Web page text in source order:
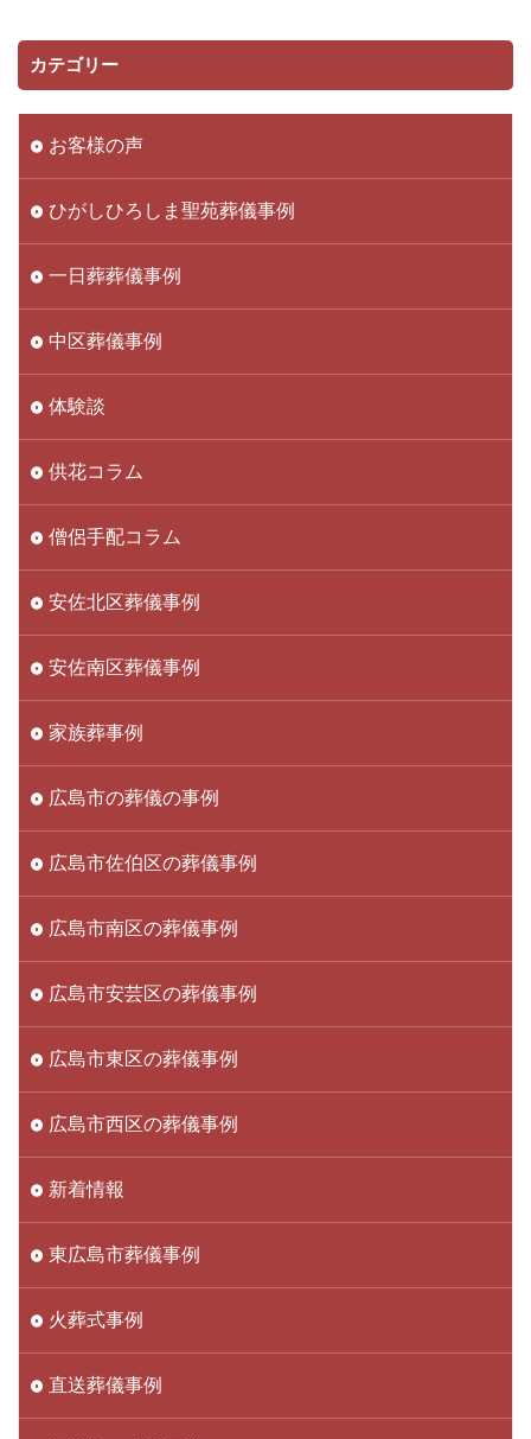
カテゴリー
お客様の声
ひがしひろしま聖苑葬儀事例
一日葬葬儀事例
中区葬儀事例
体験談
供花コラム
僧侶手配コラム
安佐北区葬儀事例
安佐南区葬儀事例
家族葬事例
広島市の葬儀の事例
広島市佐伯区の葬儀事例
広島市南区の葬儀事例
広島市安芸区の葬儀事例
広島市東区の葬儀事例
広島市西区の葬儀事例
新着情報
東広島市葬儀事例
火葬式事例
直送葬儀事例